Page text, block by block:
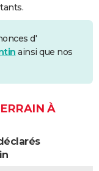
d'
ainsi que nos
À